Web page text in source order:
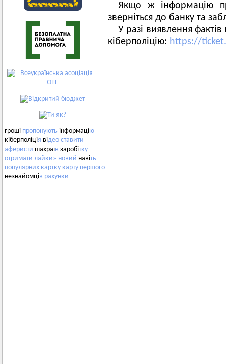
гроші пропонують інформацію
кіберполіція відео ставити
аферисти шахраїв заробітку
отримати лайки» новий навіть
популярних картку карту першого
незнайомців рахунки
Якщо ж інформацію
зверніться до банку та
У разі виявлення
кіберполіцію: https://